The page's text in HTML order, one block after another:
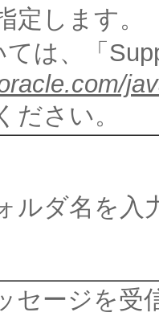
定します。
は、「
ださい。
ルダ名を入
セージを受